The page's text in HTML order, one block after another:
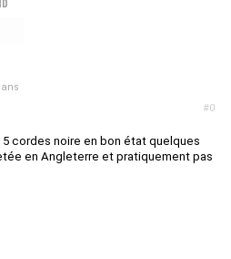
#0
cordes noire en bon état quelques
en Angleterre et pratiquement pas